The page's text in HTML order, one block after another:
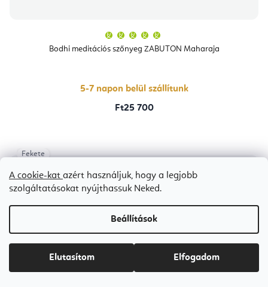
A cookie-kat azért használjuk, hogy a legjobb
szolgáltatásokat nyújthassuk Neked.
Beállítások
Elutasítom Elfogadom
Bodhi meditációs szőnyeg ZABUTON Maharaja
átlagos
értékelése
csillag.
5-7 napon belül szállítunk
Ft25 700
Bestseller
Fekete